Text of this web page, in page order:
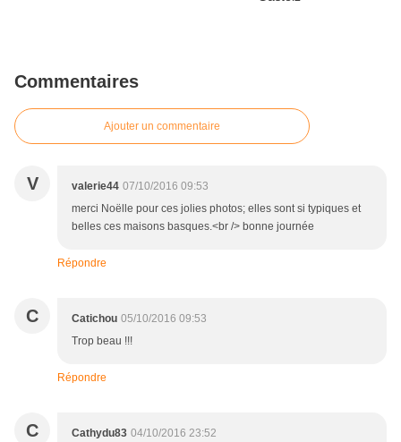
Commentaires
Ajouter un commentaire
V valerie44 07/10/2016 09:53
merci Noëlle pour ces jolies photos; elles sont si typiques et
belles ces maisons basques.<br /> bonne journée
Répondre
C Catichou 05/10/2016 09:53
Trop beau !!!
Répondre
C Cathydu83 04/10/2016 23:52